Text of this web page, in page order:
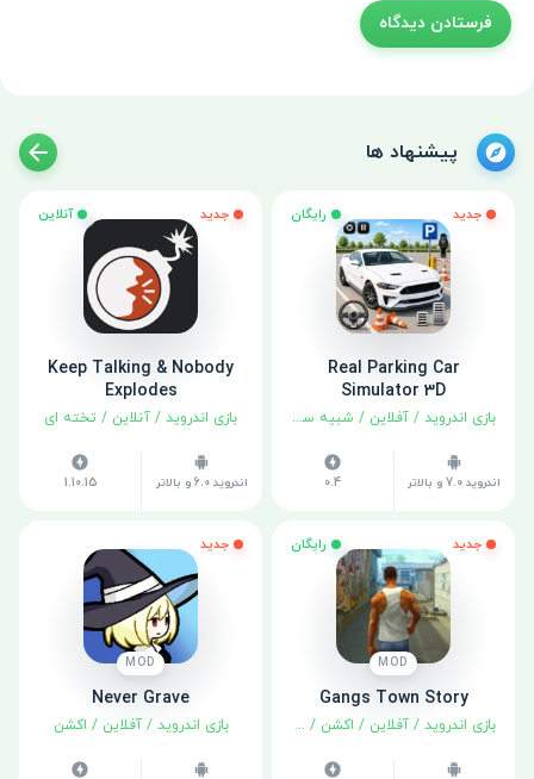
پیشنهاد ها
جدید رایگان
Real Parking Car
Simulator 3D
بازی اندروید / آفلاین / شبیه سازی
اندروید 7.0 و بالاتر 0.4
جدید آنلاین
Keep Talking & Nobody
Explodes
بازی اندروید / آنلاین / تخته ای
اندروید 6.0 و بالاتر 1.10.15
جدید رایگان
MOD
Gangs Town Story
بازی اندروید / آفلاین / اکشن / ماجراجویی
جدید
MOD
Never Grave
بازی اندروید /آفلاین / اکشن